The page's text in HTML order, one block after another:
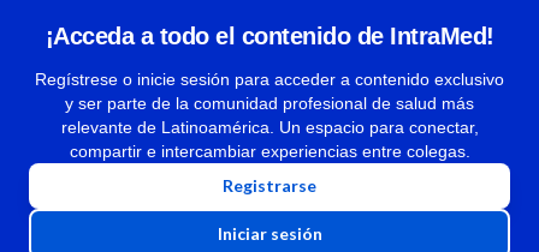
¡Acceda a todo el contenido de IntraMed!
Regístrese o inicie sesión para acceder a contenido exclusivo
y ser parte de la comunidad profesional de salud más
relevante de Latinoamérica. Un espacio para conectar,
compartir e intercambiar experiencias entre colegas.
Registrarse
Iniciar sesión
Términos y condiciones
| Políticas de privacidad
| Todos los derechos reservados | Copyright 1997-2026